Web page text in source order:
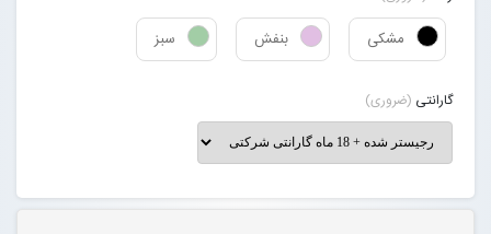
ورود به سایت
مشکی بنفش سبز
گارانتی (ضروری)